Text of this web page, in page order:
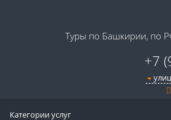
Туры по Башкирии, по
+7
Категории услуг